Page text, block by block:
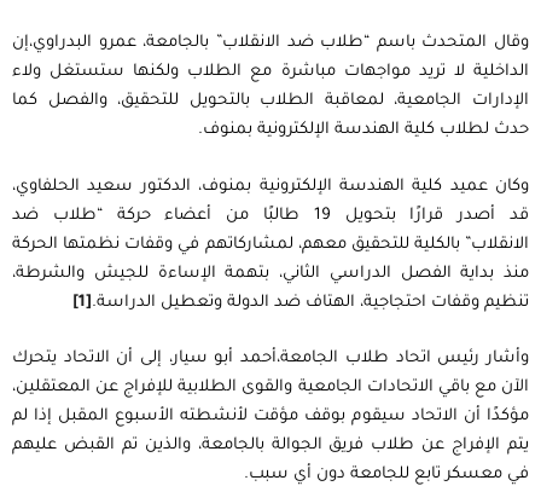
وقال المتحدث باسم “طلاب ضد الانقلاب” بالجامعة، عمرو البدراوي،إن
الداخلية لا تريد مواجهات مباشرة مع الطلاب ولكنها ستستغل ولاء
الإدارات الجامعية، لمعاقبة الطلاب بالتحويل للتحقيق، والفصل كما
حدث لطلاب كلية الهندسة الإلكترونية بمنوف.
وكان عميد كلية الهندسة الإلكترونية بمنوف، الدكتور سعيد الحلفاوي،
قد أصدر قرارًا بتحويل 19 طالبًا من أعضاء حركة “طلاب ضد
الانقلاب” بالكلية للتحقيق معهم، لمشاركاتهم في وقفات نظمتها الحركة
منذ بداية الفصل الدراسي الثاني، بتهمة الإساءة للجيش والشرطة،
تنظيم وقفات احتجاجية، الهتاف ضد الدولة وتعطيل الدراسة.[1]
وأشار رئيس اتحاد طلاب الجامعة،أحمد أبو سيار، إلى أن الاتحاد يتحرك
الآن مع باقي الاتحادات الجامعية والقوى الطلابية للإفراج عن المعتقلين،
مؤكدًا أن الاتحاد سيقوم بوقف مؤقت لأنشطته الأسبوع المقبل إذا لم
يتم الإفراج عن طلاب فريق الجوالة بالجامعة، والذين تم القبض عليهم
في معسكر تابع للجامعة دون أي سبب.